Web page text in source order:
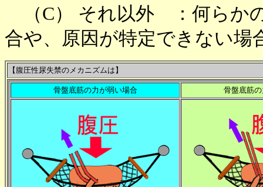
（C） それ以外 ：何らか
合や、原因が特定できない場
【腹圧性尿失禁のメカニズムは】
骨盤底筋の力が弱い場合 骨盤底筋